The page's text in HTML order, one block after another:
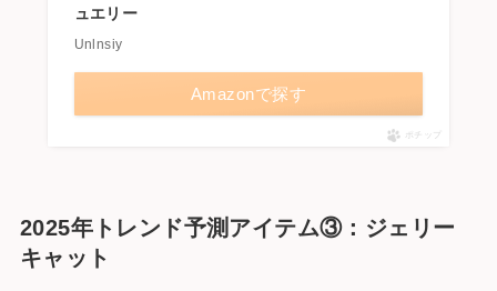
ュエリー
Unlnsiy
Amazonで探す
ポチップ
2025年トレンド予測アイテム③：ジェリー
キャット